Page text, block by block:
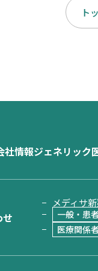
ト
社情報ジェネリック
メディサ
一般・患
医療関係